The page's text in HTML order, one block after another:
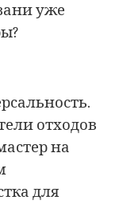
уже
отходов
на
для